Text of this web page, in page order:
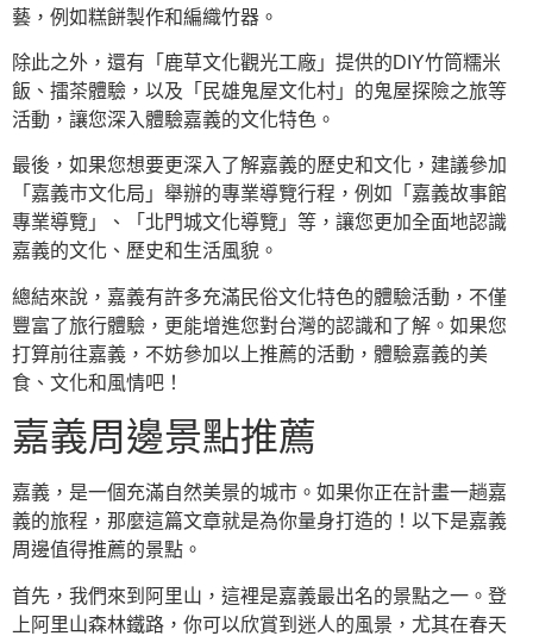
藝，例如糕餅製作和編織竹器。
除此之外，還有「鹿草文化觀光工廠」提供的DIY竹筒糯米
飯、擂茶體驗，以及「民雄鬼屋文化村」的鬼屋探險之旅等
活動，讓您深入體驗嘉義的文化特色。
最後，如果您想要更深入了解嘉義的歷史和文化，建議參加
「嘉義市文化局」舉辦的專業導覽行程，例如「嘉義故事館
專業導覽」、「北門城文化導覽」等，讓您更加全面地認識
嘉義的文化、歷史和生活風貌。
總結來說，嘉義有許多充滿民俗文化特色的體驗活動，不僅
豐富了旅行體驗，更能增進您對台灣的認識和了解。如果您
打算前往嘉義，不妨參加以上推薦的活動，體驗嘉義的美
食、文化和風情吧！
嘉義周邊景點推薦
嘉義，是一個充滿自然美景的城市。如果你正在計畫一趟嘉
義的旅程，那麼這篇文章就是為你量身打造的！以下是嘉義
周邊值得推薦的景點。
首先，我們來到阿里山，這裡是嘉義最出名的景點之一。登
上阿里山森林鐵路，你可以欣賞到迷人的風景，尤其在春天